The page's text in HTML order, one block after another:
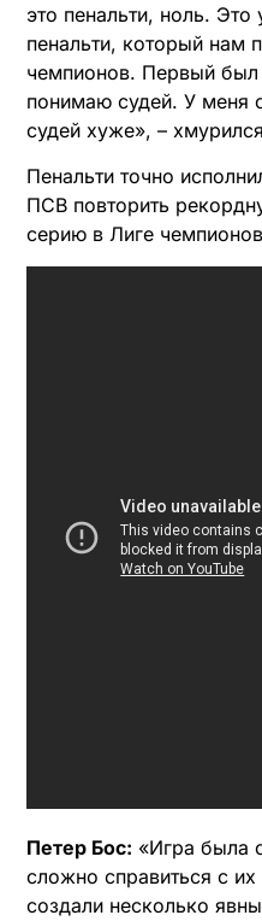
это пенальти, ноль.
пенальти, который нам
чемпионов. Первый
понимаю судей. У меня
судей хуже», –
Пенальти точно
ПСВ повторить
серию в Лиге
Петер Бос: «Игра была
сложно справиться с
создали несколько